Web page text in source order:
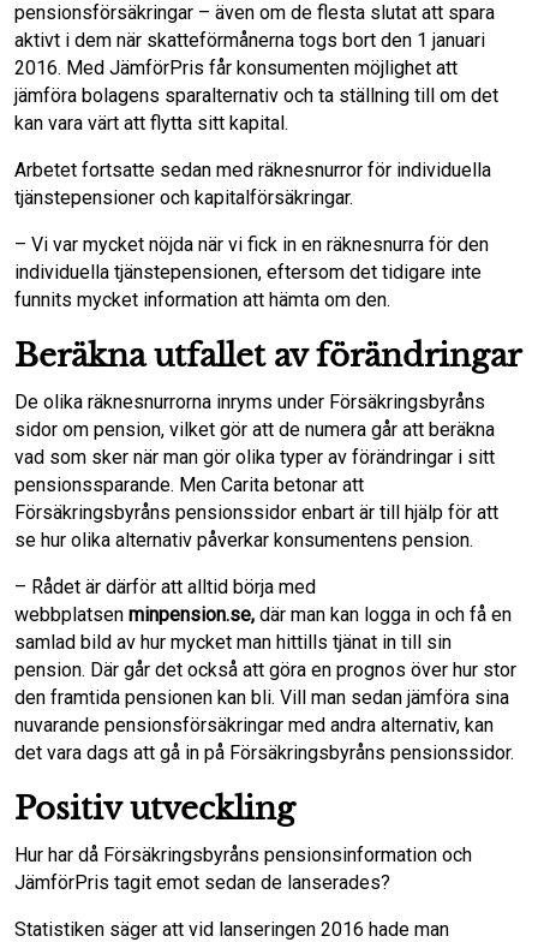
pensionsförsäkringar – även om de flesta slutat att spara
aktivt i dem när skatteförmånerna togs bort den 1 januari
2016. Med JämförPris får konsumenten möjlighet att
jämföra bolagens sparalternativ och ta ställning till om det
kan vara värt att flytta sitt kapital.
Arbetet fortsatte sedan med räknesnurror för individuella
tjänstepensioner och kapitalförsäkringar.
– Vi var mycket nöjda när vi fick in en räknesnurra för den
individuella tjänstepensionen, eftersom det tidigare inte
funnits mycket information att hämta om den.
Beräkna utfallet av förändringar
De olika räknesnurrorna inryms under Försäkringsbyråns
sidor om pension, vilket gör att de numera går att beräkna
vad som sker när man gör olika typer av förändringar i sitt
pensionssparande. Men Carita betonar att
Försäkringsbyråns pensionssidor enbart är till hjälp för att
se hur olika alternativ påverkar konsumentens pension.
– Rådet är därför att alltid börja med
webbplatsen minpension.se, där man kan logga in och få en
samlad bild av hur mycket man hittills tjänat in till sin
pension. Där går det också att göra en prognos över hur stor
den framtida pensionen kan bli. Vill man sedan jämföra sina
nuvarande pensionsförsäkringar med andra alternativ, kan
det vara dags att gå in på Försäkringsbyråns pensionssidor.
Positiv utveckling
Hur har då Försäkringsbyråns pensionsinformation och
JämförPris tagit emot sedan de lanserades?
Statistiken säger att vid lanseringen 2016 hade man